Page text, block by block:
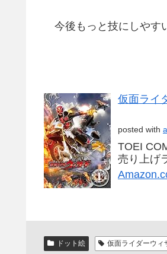
今後もっと技にしやす
仮面ライ
posted with
TOEI
売り上げ
ドット絵 仮面ライダーウィ